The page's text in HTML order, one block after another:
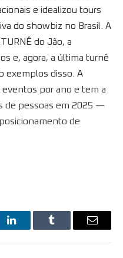
e idealizou tours
do showbiz no Brasil. A
do Jão, a
e, agora, a última turnê
exemplos disso. A
eventos por ano e tem a
de pessoas em 2025 —
de
LinkedInTumblr Email